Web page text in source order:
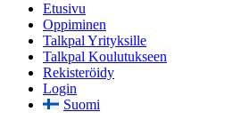
Etusivu
Oppiminen
Talkpal Yrityksille
Talkpal Koulutukseen
Rekisteröidy
Login
Suomi